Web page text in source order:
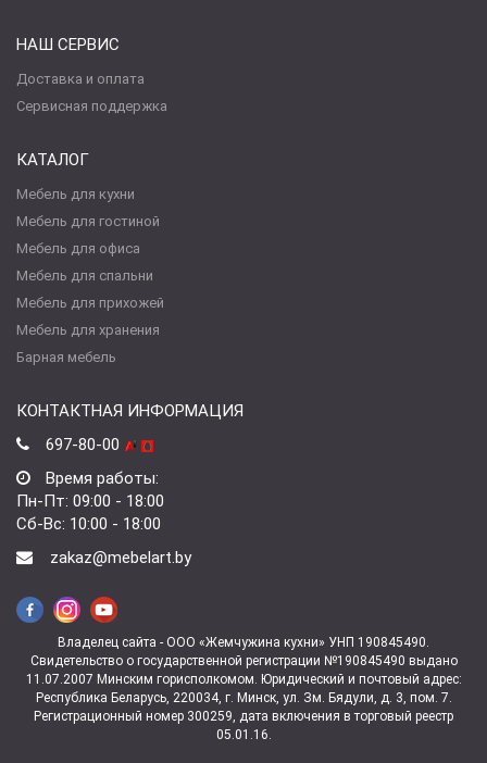
НАШ СЕРВИС
Доставка и оплата
Сервисная поддержка
КАТАЛОГ
Мебель для кухни
Мебель для гостиной
Мебель для офиса
Мебель для спальни
Мебель для прихожей
Мебель для хранения
Барная мебель
КОНТАКТНАЯ ИНФОРМАЦИЯ
697-80-00
Время работы:
Пн-Пт: 09:00 - 18:00
Сб-Вс: 10:00 - 18:00
zakaz@mebelart.by
Владелец сайта - ООО «Жемчужина кухни» УНП 190845490.
Свидетельство о государственной регистрации №190845490 выдано
11.07.2007 Минским горисполкомом. Юридический и почтовый адрес:
Республика Беларусь, 220034, г. Минск, ул. Зм. Бядули, д. 3, пом. 7.
Регистрационный номер 300259, дата включения в торговый реестр
05.01.16.